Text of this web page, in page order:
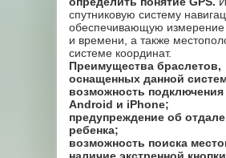
спутниковую систему
обеспечивающую измерение
и времени, а также
системе координат.
Преимущества браслетов,
оснащенных данной
возможность подключения
Android и iPhone;
предупреждение об
ребенка;
возможность поиска